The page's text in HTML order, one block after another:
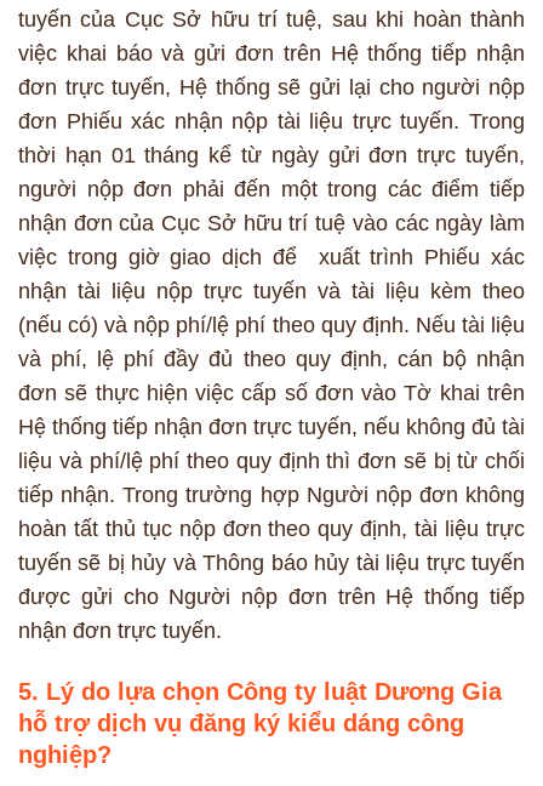
tuyến của Cục Sở hữu trí tuệ, sau khi hoàn thành
việc khai báo và gửi đơn trên Hệ thống tiếp nhận
đơn trực tuyến, Hệ thống sẽ gửi lại cho người nộp
đơn Phiếu xác nhận nộp tài liệu trực tuyến. Trong
thời hạn 01 tháng kể từ ngày gửi đơn trực tuyến,
người nộp đơn phải đến một trong các điểm tiếp
nhận đơn của Cục Sở hữu trí tuệ vào các ngày làm
việc trong giờ giao dịch để xuất trình Phiếu xác
nhận tài liệu nộp trực tuyến và tài liệu kèm theo
(nếu có) và nộp phí/lệ phí theo quy định. Nếu tài liệu
và phí, lệ phí đầy đủ theo quy định, cán bộ nhận
đơn sẽ thực hiện việc cấp số đơn vào Tờ khai trên
Hệ thống tiếp nhận đơn trực tuyến, nếu không đủ tài
liệu và phí/lệ phí theo quy định thì đơn sẽ bị từ chối
tiếp nhận. Trong trường hợp Người nộp đơn không
hoàn tất thủ tục nộp đơn theo quy định, tài liệu trực
tuyến sẽ bị hủy và Thông báo hủy tài liệu trực tuyến
được gửi cho Người nộp đơn trên Hệ thống tiếp
nhận đơn trực tuyến.
5. Lý do lựa chọn Công ty luật Dương Gia
hỗ trợ dịch vụ đăng ký kiểu dáng công
nghiệp?